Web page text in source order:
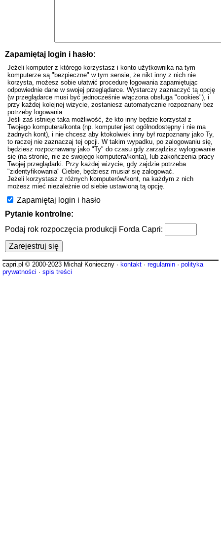
Zapamiętaj login i hasło:
Jeżeli komputer z którego korzystasz i konto użytkownika na tym
komputerze są "bezpieczne" w tym sensie, że nikt inny z nich nie
korzysta, możesz sobie ułatwić procedurę logowania zapamiętując
odpowiednie dane w swojej przeglądarce. Wystarczy zaznaczyć tą opcję
(w przeglądarce musi być jednocześnie włączona obsługa "cookies"), i
przy każdej kolejnej wizycie, zostaniesz automatycznie rozpoznany bez
potrzeby logowania.
Jeśli zaś istnieje taka możliwość, że kto inny będzie korzystał z
Twojego komputera/konta (np. komputer jest ogólnodostępny i nie ma
żadnych kont), i nie chcesz aby ktokolwiek inny był rozpoznany jako Ty,
to raczej nie zaznaczaj tej opcji. W takim wypadku, po zalogowaniu się,
będziesz rozpoznawany jako "Ty" do czasu gdy zarządzisz wylogowanie
się (na stronie, nie ze swojego komputera/konta), lub zakończenia pracy
Twojej przeglądarki. Przy każdej wizycie, gdy zajdzie potrzeba
"zidentyfikowania" Ciebie, będziesz musiał się zalogować.
Jeżeli korzystasz z różnych komputerów/kont, na każdym z nich
możesz mieć niezależnie od siebie ustawioną tą opcję.
Zapamiętaj login i hasło
Pytanie kontrolne:
Podaj rok rozpoczęcia produkcji Forda Capri:
capri.pl © 2000-2023 Michał Konieczny · kontakt · regulamin · polityka
prywatności · spis treści